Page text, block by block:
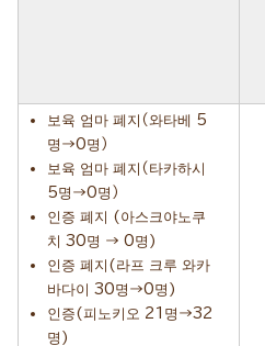
보육 엄마 폐지（와타베 5
명→0명）
보육 엄마 폐지（타카하시
5명→0명）
인증 폐지 (아스크야노쿠
치 30명 → 0명)
인증 폐지(라프 크루 와카
바다이 30명→0명)
인증(피노키오 21명→32
명)